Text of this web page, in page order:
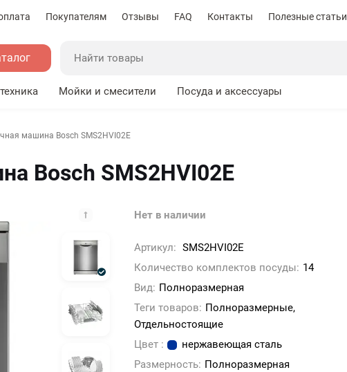
Покупателям Отзывы FAQ Контакты Полезные статьи
Мойки и смесители Посуда и аксессуары
машина Bosch SMS2HVI02E
Bosch SMS2HVI02E
Нет в наличии
Артикул: SMS2HVI02E
Количество комплектов посуды: 14
Вид: Полноразмерная
Теги товаров: Полноразмерные,
Отдельностоящие
Цвет :
нержавеющая сталь
Размерность: Полноразмерная